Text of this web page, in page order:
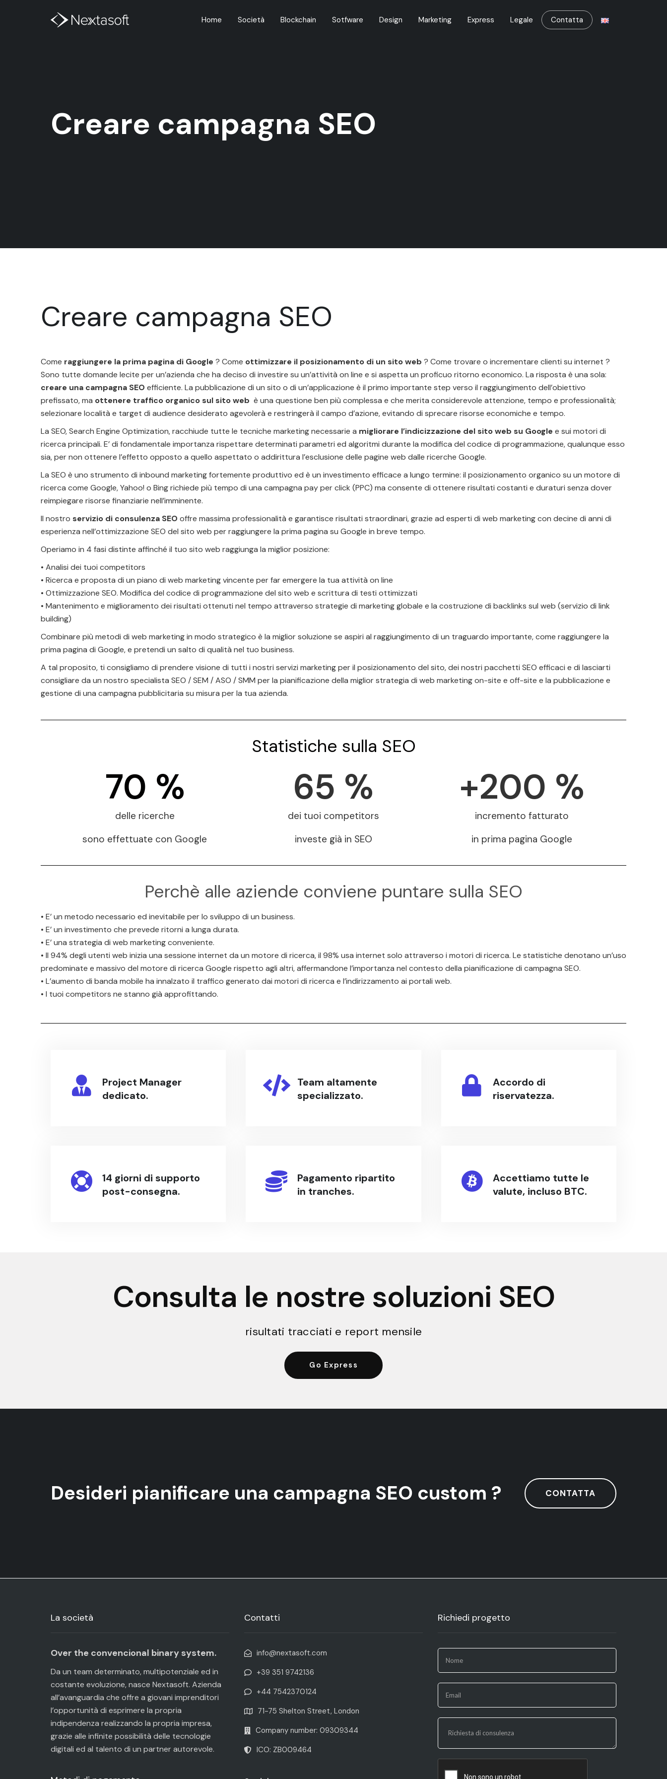
Home Società Blockchain Sotfware Design Marketing Express Legale Contatta
Creare campagna SEO
Creare campagna SEO
Come raggiungere la prima pagina di Google ? Come ottimizzare il posizionamento di un sito web ? Come trovare o incrementare clienti su internet ?
Sono tutte domande lecite per un’azienda che ha deciso di investire su un’attività on line e si aspetta un proficuo ritorno economico. La risposta è una sola:
creare una campagna SEO efficiente. La pubblicazione di un sito o di un’applicazione è il primo importante step verso il raggiungimento dell’obiettivo
prefissato, ma ottenere traffico organico sul sito web è una questione ben più complessa e che merita considerevole attenzione, tempo e professionalità;
selezionare località e target di audience desiderato agevolerà e restringerà il campo d’azione, evitando di sprecare risorse economiche e tempo.
La SEO, Search Engine Optimization, racchiude tutte le tecniche marketing necessarie a migliorare l’indicizzazione del sito web su Google e sui motori di
ricerca principali. E’ di fondamentale importanza rispettare determinati parametri ed algoritmi durante la modifica del codice di programmazione, qualunque esso
sia, per non ottenere l’effetto opposto a quello aspettato o addirittura l’esclusione delle pagine web dalle ricerche Google.
La SEO è uno strumento di inbound marketing fortemente produttivo ed è un investimento efficace a lungo termine: il posizionamento organico su un motore di
ricerca come Google, Yahoo! o Bing richiede più tempo di una campagna pay per click (PPC) ma consente di ottenere risultati costanti e duraturi senza dover
reimpiegare risorse finanziarie nell’imminente.
Il nostro servizio di consulenza SEO offre massima professionalità e garantisce risultati straordinari, grazie ad esperti di web marketing con decine di anni di
esperienza nell’ottimizzazione SEO del sito web per raggiungere la prima pagina su Google in breve tempo.
Operiamo in 4 fasi distinte affinché il tuo sito web raggiunga la miglior posizione:
• Analisi dei tuoi competitors
• Ricerca e proposta di un piano di web marketing vincente per far emergere la tua attività on line
• Ottimizzazione SEO. Modifica del codice di programmazione del sito web e scrittura di testi ottimizzati
• Mantenimento e miglioramento dei risultati ottenuti nel tempo attraverso strategie di marketing globale e la costruzione di backlinks sul web (servizio di link
building)
Combinare più metodi di web marketing in modo strategico è la miglior soluzione se aspiri al raggiungimento di un traguardo importante, come raggiungere la
prima pagina di Google, e pretendi un salto di qualità nel tuo business.
A tal proposito, ti consigliamo di prendere visione di tutti i nostri servizi marketing per il posizionamento del sito, dei nostri pacchetti SEO efficaci e di lasciarti
consigliare da un nostro specialista SEO / SEM / ASO / SMM per la pianificazione della miglior strategia di web marketing on-site e off-site e la pubblicazione e
gestione di una campagna pubblicitaria su misura per la tua azienda.
Statistiche sulla SEO
70 %
delle ricerche
sono effettuate con Google
65 %
dei tuoi competitors
investe già in SEO
+200 %
incremento fatturato
in prima pagina Google
Perchè alle aziende conviene puntare sulla SEO
• E’ un metodo necessario ed inevitabile per lo sviluppo di un business.
• E’ un investimento che prevede ritorni a lunga durata.
• E’ una strategia di web marketing conveniente.
• Il 94% degli utenti web inizia una sessione internet da un motore di ricerca, il 98% usa internet solo attraverso i motori di ricerca. Le statistiche denotano un’uso
predominate e massivo del motore di ricerca Google rispetto agli altri, affermandone l’importanza nel contesto della pianificazione di campagna SEO.
• L’aumento di banda mobile ha innalzato il traffico generato dai motori di ricerca e l’indirizzamento ai portali web.
• I tuoi competitors ne stanno già approfittando.
Project Manager
dedicato.
Team altamente
specializzato.
Accordo di
riservatezza.
14 giorni di supporto
post-consegna.
Pagamento ripartito
in tranches.
Accettiamo tutte le
valute, incluso BTC.
Consulta le nostre soluzioni SEO
risultati tracciati e report mensile
Go Express
Desideri pianificare una campagna SEO custom ? CONTATTA
La società
Over the convencional binary system.
Da un team determinato, multipotenziale ed in
costante evoluzione, nasce Nextasoft. Azienda
all’avanguardia che offre a giovani imprenditori
l’opportunità di esprimere la propria
indipendenza realizzando la propria impresa,
grazie alle infinite possibilità delle tecnologie
digitali ed al talento di un partner autorevole.
Contatti
info@nextasoft.com
+39 351 9742136
+44 7542370124
71-75 Shelton Street, London
Company number: 09309344
ICO: ZB009464
Richiedi progetto